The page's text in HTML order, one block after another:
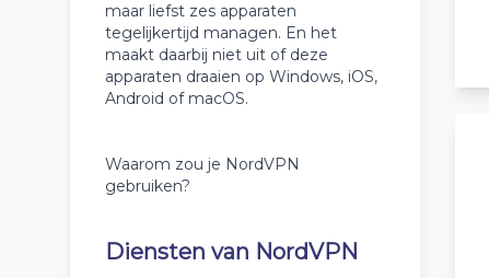
maar liefst zes apparaten
tegelijkertijd managen. En het
maakt daarbij niet uit of deze
apparaten draaien op Windows, iOS,
Android of macOS.
Waarom zou je NordVPN
gebruiken?
Diensten van NordVPN